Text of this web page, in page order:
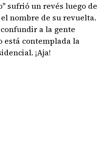
sufrió un revés luego de
nombre de su revuelta.
a la gente
está contemplada la
¡Aja!